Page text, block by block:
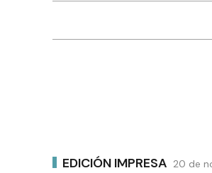
EDICIÓN IMPRESA 20 de